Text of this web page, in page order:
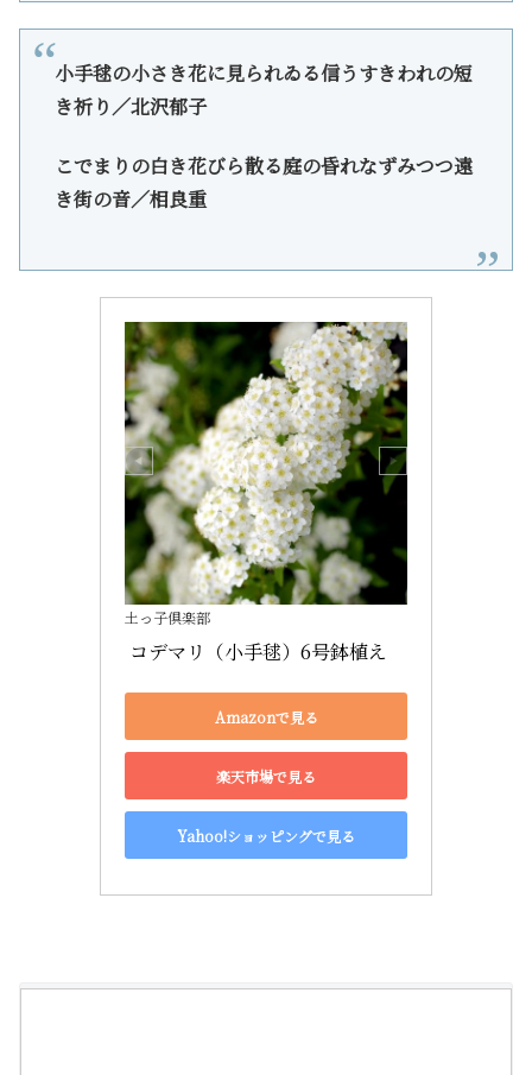
小手毬の小さき花に見られゐる信うすきわれの短
き祈り／北沢郁子
こでまりの白き花びら散る庭の昏れなずみつつ遠
き街の音／相良重
土っ子倶楽部
コデマリ（小手毬）6号鉢植え
Amazonで見る
楽天市場で見る
Yahoo!ショッピングで見る